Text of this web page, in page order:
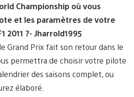
Championship où vous
et les paramètres de votre
2011 ?- Jharrold1995
Grand Prix fait son retour dans le
permettra de choisir votre pilote
des saisons complet, ou
élaboré.